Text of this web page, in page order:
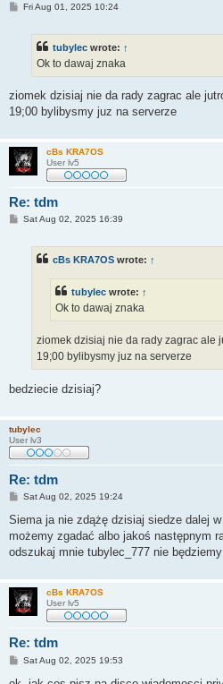
PFri Aug 01, 2025 10:24
tubylec wrote: ↑
Ok to dawaj znaka
ziomek dzisiaj nie da rady zagrac ale
19;00 bylibysmy juz na serverze
cBs KRA7OS
User lv5
Re: tdm
PSat Aug 02, 2025 16:39
cBs KRA7OS wrote: ↑
tubylec wrote: ↑
Ok to dawaj znaka
ziomek dzisiaj nie da rady zagrac ale
19;00 bylibysmy juz na serverze
bedziecie dzisiaj?
tubylec
User lv3
Re: tdm
P
s
Sat Aug 02, 2025 19:24
Siema ja nie zdążę dzisiaj siedze dalej
możemy zgadać albo jakoś następnym
odszukaj mnie tubylec_777 nie
cBs KRA7OS
User lv5
Re: tdm
P
s
Sat Aug 02, 2025 19:53